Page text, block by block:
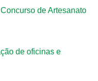
de Artesanato
de oficinas e